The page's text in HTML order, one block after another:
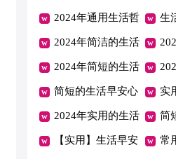
安心语QQ32句 早
47
2024年通用生活哲
理语句汇总100条
生
语
2024年简洁的生活
早安心语微信锦集
48句
早
2024年简短的生活
早安心语朋友圈49
句
早
36
简短的生活早安心
语大汇总58句
实
语
2024年实用的生活
早安心语集合32句
简
语
【实用】生活早安 常